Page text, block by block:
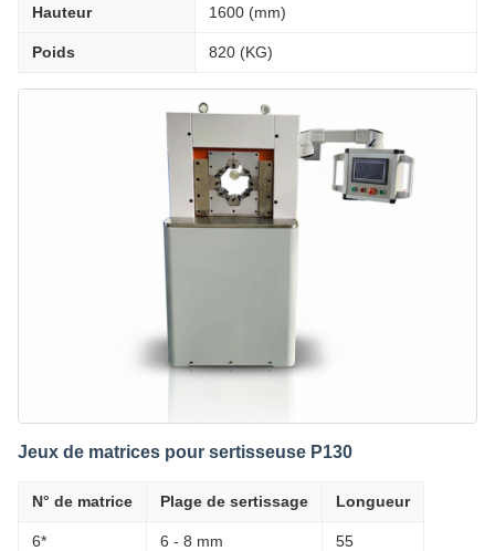
Hauteur 1600 (mm)
Poids 820 (KG)
Jeux de matrices pour sertisseuse P130
N° de matrice Plage de sertissage Longueur
6* 6 - 8 mm 55